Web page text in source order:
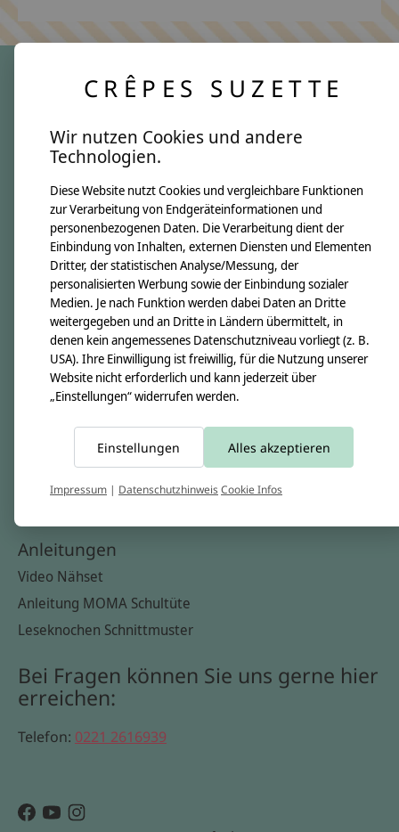
Über uns
Unsere Creppies
Nähkästchen
Unsere Stoffe
Impressum
Informationen
Kontakt
Versandkosten & Rücksendungen
Zahlungsarten
Widerrufsbelehrung
Anleitungen
Video Nähset
Anleitung MOMA Schultüte
Leseknochen Schnittmuster
Bei Fragen können Sie uns gerne hier
erreichen:
Telefon: 0221 2616939
CRÊPES SUZETTE
Wir nutzen Cookies und andere
Technologien.
Diese Website nutzt Cookies und vergleichbare Funktionen
zur Verarbeitung von Endgeräteinformationen und
personenbezogenen Daten. Die Verarbeitung dient der
Einbindung von Inhalten, externen Diensten und Elementen
Dritter, der statistischen Analyse/Messung, der
personalisierten Werbung sowie der Einbindung sozialer
Medien. Je nach Funktion werden dabei Daten an Dritte
weitergegeben und an Dritte in Ländern übermittelt, in
denen kein angemessenes Datenschutzniveau vorliegt (z. B.
USA). Ihre Einwilligung ist freiwillig, für die Nutzung unserer
Website nicht erforderlich und kann jederzeit über
„Einstellungen“ widerrufen werden.
Einstellungen Alles akzeptieren
Impressum | DatenschutzhinweisCookie Infos